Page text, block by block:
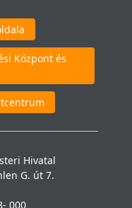
Központ és
Hivatal
G. út 7.
000